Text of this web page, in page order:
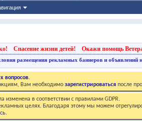
Спасение жизни детей! Окажи помощь
размещения рекламных баннеров и объявлений
вопросов.
Вам необходимо зарегистрироваться после
в соответствии с правилами GDPR.
целях. Благодаря этому мы можем
.